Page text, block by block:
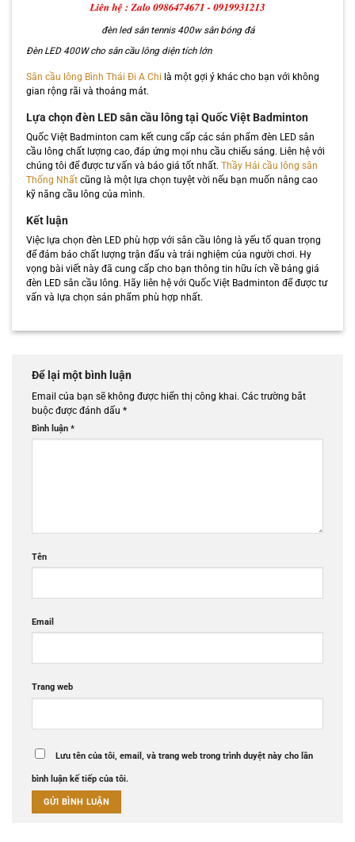
đèn led sân tennis 400w sân bóng đá
Đèn LED 400W cho sân cầu lông diện tích lớn
Sân cầu lông Bình Thái Đi A Chi là một gợi ý khác cho bạn với không
gian rộng rãi và thoáng mát.
Lựa chọn đèn LED sân cầu lông tại Quốc Việt Badminton
Quốc Việt Badminton cam kết cung cấp các sản phẩm đèn LED sân
cầu lông chất lượng cao, đáp ứng mọi nhu cầu chiếu sáng. Liên hệ với
chúng tôi để được tư vấn và báo giá tốt nhất. Thầy Hải cầu lông sân
Thống Nhấtcũng là một lựa chọn tuyệt vời nếu bạn muốn nâng cao
kỹ năng cầu lông của mình.
Kết luận
Việc lựa chọn đèn LED phù hợp với sân cầu lông là yếu tố quan trọng
để đảm bảo chất lượng trận đấu và trải nghiệm của người chơi. Hy
vọng bài viết này đã cung cấp cho bạn thông tin hữu ích về bảng giá
đèn LED sân cầu lông. Hãy liên hệ với Quốc Việt Badminton để được tư
vấn và lựa chọn sản phẩm phù hợp nhất.
Để lại một bình luận
Email của bạn sẽ không được hiển thị công khai. Các trường bắt
buộc được đánh dấu *
Bình luận *
Tên
Email
Trang web
Lưu tên của tôi, email, và trang web trong trình duyệt này cho lần
bình luận kế tiếp của tôi.